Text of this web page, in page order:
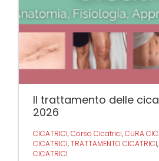
Il trattamento delle
2026
CICATRICI,Corso Cicatrici,CURA
CICATRICI,TRATTAMENTO CICATRICI,
CICATRICI